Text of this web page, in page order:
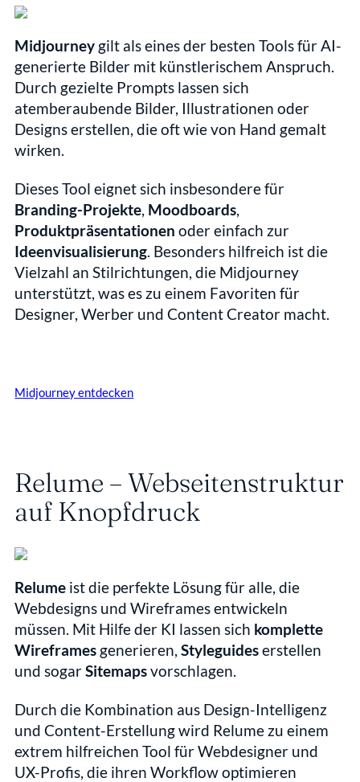
Midjourney gilt als eines der besten Tools für AI-
generierte Bilder mit künstlerischem Anspruch.
Durch gezielte Prompts lassen sich
atemberaubende Bilder, Illustrationen oder
Designs erstellen, die oft wie von Hand gemalt
wirken.
Branding-Projekte, Moodboards
Produktpräsentationen
Ideenvisualisierung. Besonders hilfreich ist die
Vielzahl an Stilrichtungen, die Midjourney
unterstützt, was es zu einem Favoriten für
Designer, Werber und Content Creator macht.
Midjourney entdecken
Relume – Webseitenstruktur
auf Knopfdruck
Relume ist die perfekte Lösung für alle, die
Webdesigns und Wireframes entwickeln
müssen. Mit Hilfe der KI lassen sich komplette
Wireframes generieren, Styleguides erstellen
und sogar Sitemaps vorschlagen.
Durch die Kombination aus Design-Intelligenz
und Content-Erstellung wird Relume zu einem
extrem hilfreichen Tool für Webdesigner und
UX-Profis, die ihren Workflow optimieren